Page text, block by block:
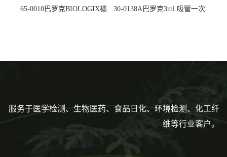
65-0010巴罗克BIOLOGIX橘
30-0138A巴罗克3ml 吸管一次
服务于医学检测、生物医药、食品日化、环境检测、化工纤
维等行业客户。